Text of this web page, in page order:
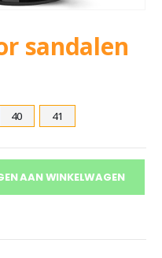
sandalen
40 41
AAN WINKELWAGEN